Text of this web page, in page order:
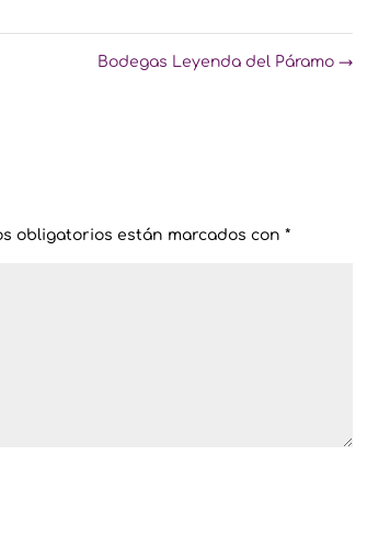
Bodegas Leyenda del Páramo→
obligatorios están marcados con*